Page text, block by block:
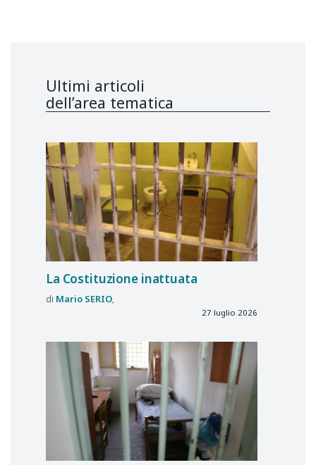
Ultimi articoli
dell’area tematica
La Costituzione inattuata
Mario SERIO
27 luglio 2026